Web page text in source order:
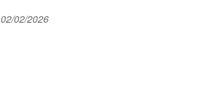
02/02/2026